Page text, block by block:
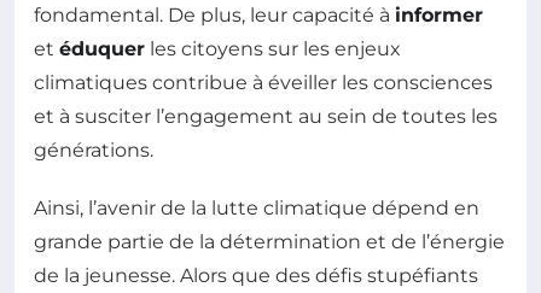
fondamental. De plus, leur capacité à informer
et éduquer les citoyens sur les enjeux
climatiques contribue à éveiller les consciences
et à susciter l’engagement au sein de toutes les
générations.
Ainsi, l’avenir de la lutte climatique dépend en
grande partie de la détermination et de l’énergie
de la jeunesse. Alors que des défis stupéfiants